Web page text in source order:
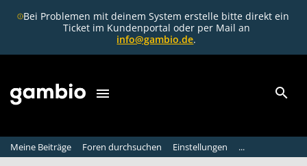
Bei Problemen mit deinem System erstelle bitte direkt ein
Ticket im Kundenportal oder per Mail an
info@gambio.de.
Meine Beiträge Foren durchsuchen Einstellungen ...